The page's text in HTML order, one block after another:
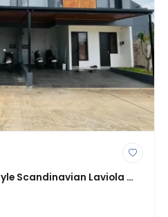
Scandinavian Laviola